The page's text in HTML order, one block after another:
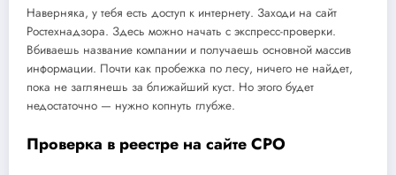
Наверняка, у тебя есть доступ к интернету. Заходи на сайт
Ростехнадзора. Здесь можно начать с экспресс-проверки.
Вбиваешь название компании и получаешь основной массив
информации. Почти как пробежка по лесу, ничего не найдет,
пока не заглянешь за ближайший куст. Но этого будет
недостаточно — нужно копнуть глубже.
Проверка в реестре на сайте СРО